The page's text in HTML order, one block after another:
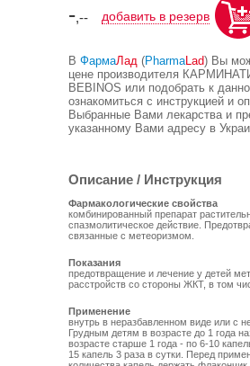
-,-- добавить в резерв
В ФармаЛад (PharmaLad) Вы
цене производителя
BEBINOS или подобрать к
ознакомиться с инструкцией и
Выбранные Вами лекарства и
указанному Вами адресу в
Описание / Инструкция
Фармакологические свойства
комбинированный препарат
спазмолитическое действие.
связанные с метеоризмом.
Показания
предотвращение и лечение у детей
расстройств со стороны ЖКТ, в том
Применение
внутрь в неразбавленном виде или с
Грудным детям в возрасте до 1 года
возрасте старше 1 года - по 6-10
15 капель 3 раза в сутки. Перед